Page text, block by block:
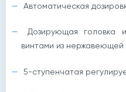
Автоматическая
Дозирующая головка
винтами из нержавеющей
5-ступенчатая